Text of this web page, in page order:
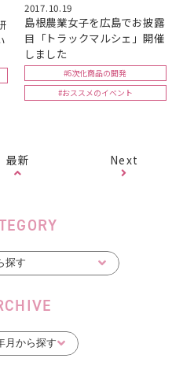
2017.10.19
島根農業女子を広島でお披露
目「トラックマルシェ」開催
しました
#6次化商品の開発
#おススメのイベント
最新 Next